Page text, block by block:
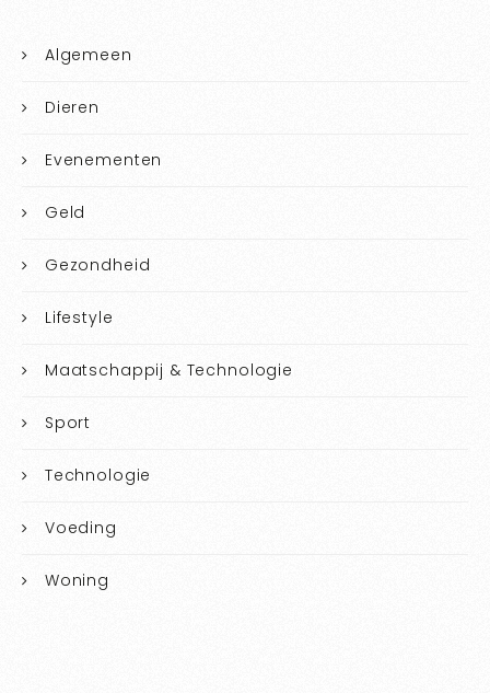
Algemeen
Dieren
Evenementen
Geld
Gezondheid
Lifestyle
Maatschappij & Technologie
Sport
Technologie
Voeding
Woning